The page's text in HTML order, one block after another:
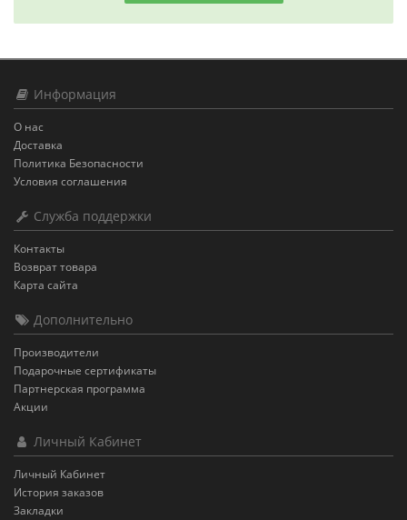
Информация
О нас
Доставка
Политика Безопасности
Условия соглашения
Служба поддержки
Контакты
Возврат товара
Карта сайта
Дополнительно
Производители
Подарочные сертификаты
Партнерская программа
Акции
Личный Кабинет
Личный Кабинет
История заказов
Закладки